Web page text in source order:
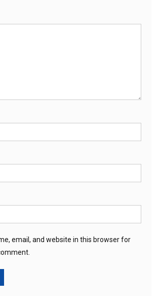
email, and website in this browser for